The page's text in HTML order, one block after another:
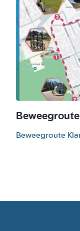
Beweegroute